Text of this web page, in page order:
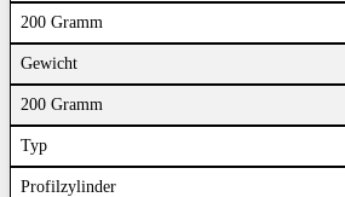
200 Gramm
Gewicht
200 Gramm
Typ
Profilzylinder